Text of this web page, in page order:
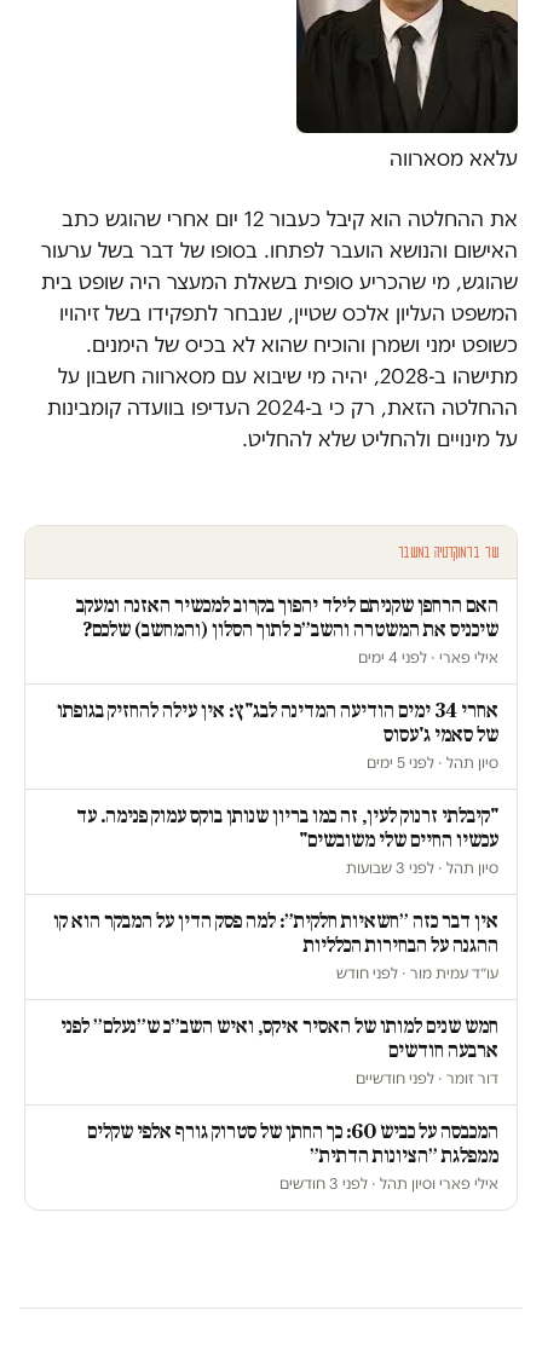
עלאא מסארווה
את ההחלטה הוא קיבל כעבור 12 יום אחרי שהוגש כתב
האישום והנושא הועבר לפתחו. בסופו של דבר בשל ערעור
שהוגש, מי שהכריע סופית בשאלת המעצר היה שופט בית
המשפט העליון אלכס שטיין, שנבחר לתפקידו בשל זיהויו
כשופט ימני ושמרן והוכיח שהוא לא בכיס של הימנים.
מתישהו ב-2028, יהיה מי שיבוא עם מסארווה חשבון על
ההחלטה הזאת, רק כי ב-2024 העדיפו בוועדה קומבינות
על מינויים ולהחליט שלא להחליט.
עוד בדמוקרטיה במשבר
האם הרחפן שקניתם לילד יהפוך בקרוב למכשיר האזנה ומעקב
שיכניס את המשטרה והשב״כ לתוך הסלון (והמחשב) שלכם?
אילי פארי · לפני 4 ימים
אחרי 34 ימים הודיעה המדינה לבג"ץ: אין עילה להחזיק בגופתו
של סאמי ג'עסוס
סיון תהל · לפני 5 ימים
"קיבלתי זרנוק לעין, זה כמו בריון שנותן בוקס עמוק פנימה. עד
עכשיו החיים שלי משובשים"
סיון תהל · לפני 3 שבועות
אין דבר כזה ״חשאיות חלקית״: למה פסק הדין על המבקר הוא קו
ההגנה על הבחירות הכלליות
עו״ד עמית מור · לפני חודש
חמש שנים למותו של האסיר איקס, ואיש השב״כ ש״נעלם״ לפני
ארבעה חודשים
דור זומר · לפני חודשיים
המכבסה על כביש 60: כך החתן של סטרוק גורף אלפי שקלים
ממפלגת ״הציונות הדתית״
אילי פארי וסיון תהל · לפני 3 חודשים